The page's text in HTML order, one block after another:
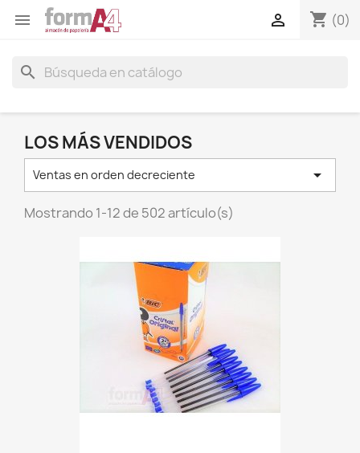
 shopping_cart (0)

search
LOS MÁS VENDIDOS
Ventas en orden decreciente 
Mostrando 1-12 de 502 artículo(s)